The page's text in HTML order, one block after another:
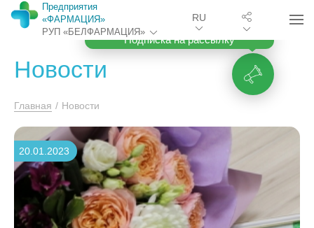
Предприятия
«ФАРМАЦИЯ»
РУП «БЕЛФАРМАЦИЯ»
RU
Новости
Главная / Новости
Подписка на рассылку
20.01.2023